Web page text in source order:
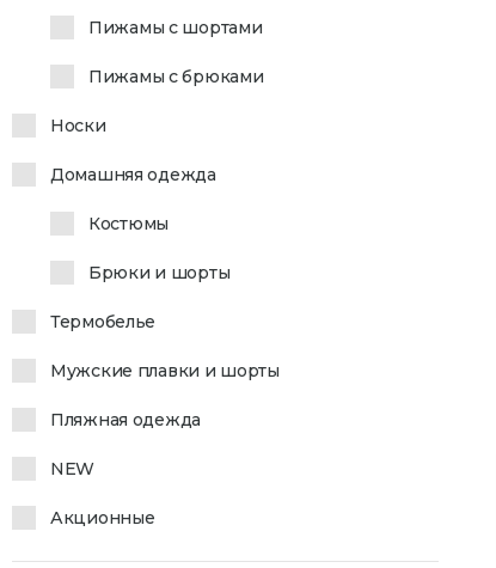
Пижамы с шортами
Пижамы с брюками
Носки
Домашняя одежда
Костюмы
Брюки и шорты
Термобелье
Мужские плавки и шорты
Пляжная одежда
NEW
Акционные